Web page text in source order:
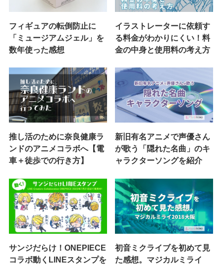
フィギュアの転倒防止に
「ミュージアムジェル」を
数年使った感想
イラストレーターに依頼す
る料金がわかりにくい！料
金の中身と使用料の考え方
推し活のために奈良健康ラ
ンドのアニメコラボへ【電
車＋徒歩での行き方】
新旧有名アニメで声優さん
が歌う「隠れた名曲」のキ
ャラクターソングを紹介
サンジだらけ！ONEPIECE
コラボ動くLINEスタンプを
初音ミクライブを初めて見
た感想。マジカルミライ